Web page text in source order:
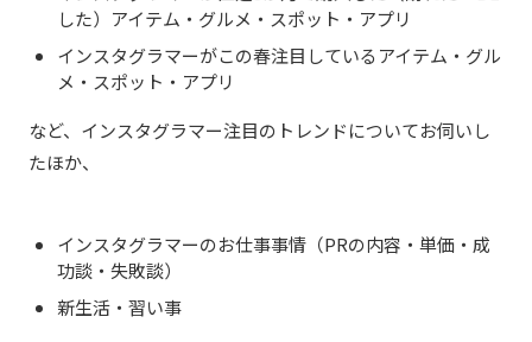
した）アイテム・グルメ・スポット・アプリ
インスタグラマーがこの春注目しているアイテム・グル
メ・スポット・アプリ
など、インスタグラマー注目のトレンドについてお伺いし
たほか、
インスタグラマーのお仕事事情（PRの内容・単価・成
功談・失敗談）
新生活・習い事